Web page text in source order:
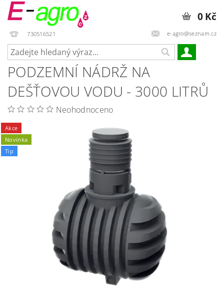
730516521 e-agro@seznam.cz
0 Kč
PODZEMNÍ NÁDRŽ NA
DEŠŤOVOU VODU - 3000 LITRŮ
Neohodnoceno
Akce
Novinka
Tip